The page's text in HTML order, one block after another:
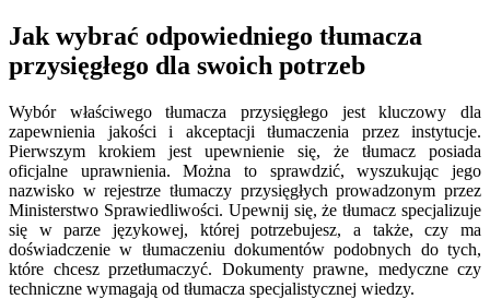
Jak wybrać odpowiedniego tłumacza
przysięgłego dla swoich potrzeb
Wybór właściwego tłumacza przysięgłego jest kluczowy dla
zapewnienia jakości i akceptacji tłumaczenia przez instytucje.
Pierwszym krokiem jest upewnienie się, że tłumacz posiada
oficjalne uprawnienia. Można to sprawdzić, wyszukując jego
nazwisko w rejestrze tłumaczy przysięgłych prowadzonym przez
Ministerstwo Sprawiedliwości. Upewnij się, że tłumacz specjalizuje
się w parze językowej, której potrzebujesz, a także, czy ma
doświadczenie w tłumaczeniu dokumentów podobnych do tych,
które chcesz przetłumaczyć. Dokumenty prawne, medyczne czy
techniczne wymagają od tłumacza specjalistycznej wiedzy.